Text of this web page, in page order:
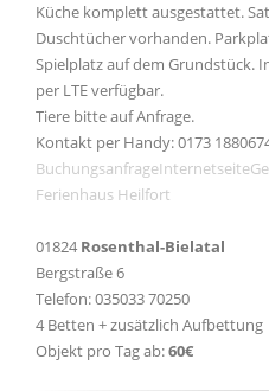
Küche komplett ausgestattet.
Duschtücher vorhanden.
Spielplatz auf dem Grundstück.
per LTE verfügbar.
Tiere bitte auf Anfrage.
Kontakt per Handy: 0173
BuchungsanfrageInternetseite
Ferienhaus Heilfort
01824 Rosenthal-Bielatal
Bergstraße 6
Telefon: 035033 70250
4 Betten + zusätzlich Aufbettung
Objekt pro Tag ab:60€